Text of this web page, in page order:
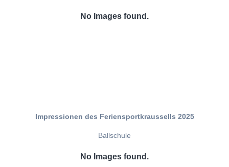
No Images found.
Impressionen des Feriensportkraussells 2025
Ballschule
No Images found.